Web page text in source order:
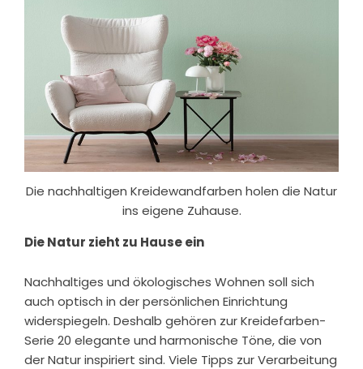
Die nachhaltigen Kreidewandfarben holen die Natur
ins eigene Zuhause.
Die Natur zieht zu Hause ein
Nachhaltiges und ökologisches Wohnen soll sich
auch optisch in der persönlichen Einrichtung
widerspiegeln. Deshalb gehören zur Kreidefarben-
Serie 20 elegante und harmonische Töne, die von
der Natur inspiriert sind. Viele Tipps zur Verarbeitung